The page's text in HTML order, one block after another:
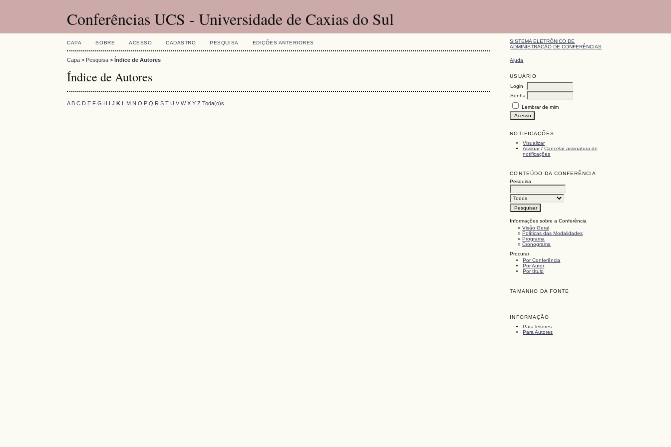
Conferências UCS - Universidade de Caxias do Sul
SISTEMA ELETRÔNICO DE
ADMINISTRAÇÃO DE CONFERÊNCIAS
Ajuda
USUÁRIO
Login
Senha
Lembrar de mim
NOTIFICAÇÕES
Visualizar
Assinar/Cancelar assinatura de
notificações
CONTEÚDO DA CONFERÊNCIA
Pesquisa
Informações sobre a Conferência
»Visão Geral
»Políticas das Modalidades
»Programa
»Cronograma
Procurar
Por Conferência
Por Autor
Por título
TAMANHO DA FONTE
INFORMAÇÃO
Para leitores
Para Autores
CAPA SOBRE ACESSO CADASTRO PESQUISA EDIÇÕES ANTERIORES
Capa > Pesquisa >Índice de Autores
Índice de Autores
A B C D E F G H I J K L M N O P Q R S T U V W X Y Z Toda(o)s